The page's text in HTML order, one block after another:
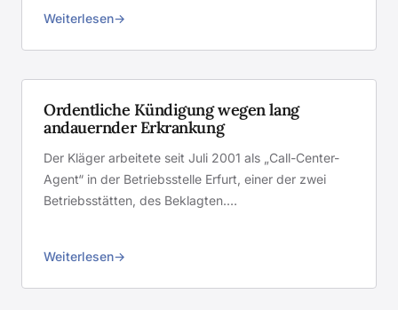
Weiterlesen
Ordentliche Kündigung wegen lang
andauernder Erkrankung
Der Kläger arbeitete seit Juli 2001 als „Call-Center-
Agent“ in der Betriebsstelle Erfurt, einer der zwei
Betriebsstätten, des Beklagten.…
Weiterlesen